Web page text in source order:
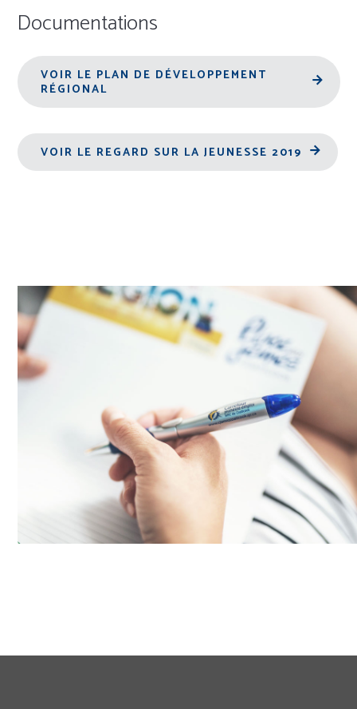
Documentations
VOIR LE PLAN DE DÉVELOPPEMENT
RÉGIONAL
VOIR LE REGARD SUR LA JEUNESSE 2019